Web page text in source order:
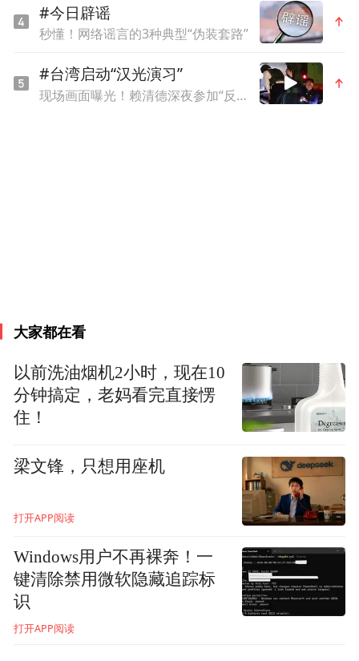
#今日辟谣
秒懂！网络谣言的3种典型“伪装套路”
#台湾启动“汉光演习”
现场画面曝光！赖清德深夜参加“反斩首”演练
大家都在看
以前洗油烟机2小时，现在10
分钟搞定，老妈看完直接愣
住！
梁文锋，只想用座机
打开APP阅读
Windows用户不再裸奔！一
键清除禁用微软隐藏追踪标
识
打开APP阅读